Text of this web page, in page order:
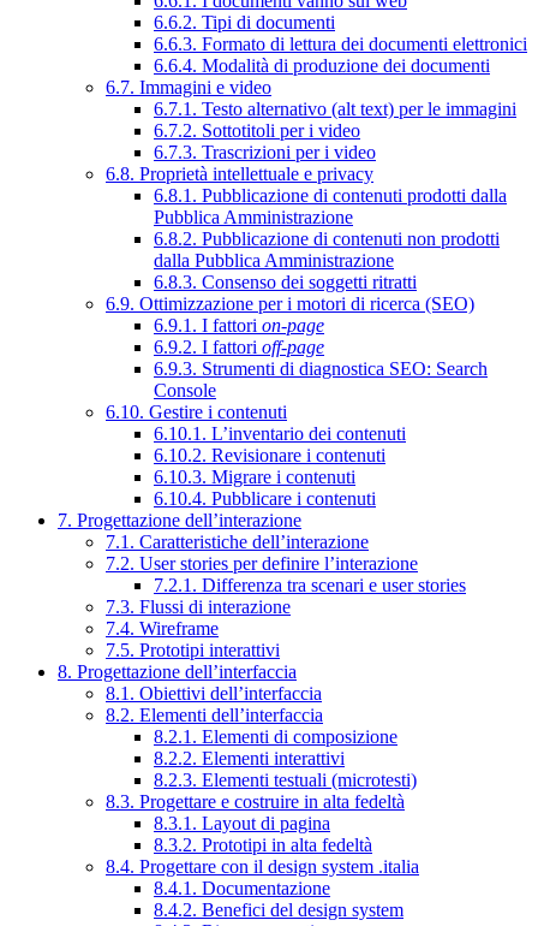
6.6.2. Tipi di documenti
6.6.3. Formato di lettura dei documenti elettronici
6.6.4. Modalità di produzione dei documenti
6.7. Immagini e video
6.7.1. Testo alternativo (alt text) per le immagini
6.7.2. Sottotitoli per i video
6.7.3. Trascrizioni per i video
6.8. Proprietà intellettuale e privacy
6.8.1. Pubblicazione di contenuti prodotti dalla
Pubblica Amministrazione
6.8.2. Pubblicazione di contenuti non prodotti
dalla Pubblica Amministrazione
6.8.3. Consenso dei soggetti ritratti
6.9. Ottimizzazione per i motori di ricerca (SEO)
6.9.1. I fattori on-page
6.9.2. I fattori off-page
6.9.3. Strumenti di diagnostica SEO: Search
Console
6.10. Gestire i contenuti
6.10.1. L’inventario dei contenuti
6.10.2. Revisionare i contenuti
6.10.3. Migrare i contenuti
6.10.4. Pubblicare i contenuti
7. Progettazione dell’interazione
7.1. Caratteristiche dell’interazione
7.2. User stories per definire l’interazione
7.2.1. Differenza tra scenari e user stories
7.3. Flussi di interazione
7.4. Wireframe
7.5. Prototipi interattivi
8. Progettazione dell’interfaccia
8.1. Obiettivi dell’interfaccia
8.2. Elementi dell’interfaccia
8.2.1. Elementi di composizione
8.2.2. Elementi interattivi
8.2.3. Elementi testuali (microtesti)
8.3. Progettare e costruire in alta fedeltà
8.3.1. Layout di pagina
8.3.2. Prototipi in alta fedeltà
8.4. Progettare con il design system .italia
8.4.1. Documentazione
8.4.2. Benefici del design system